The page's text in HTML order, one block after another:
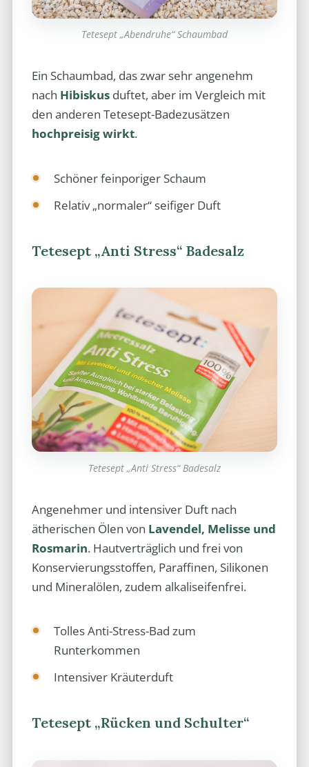
Tetesept „Abendruhe“ Schaumbad
Ein Schaumbad, das zwar sehr angenehm
nach Hibiskusduftet, aber im Vergleich mit
den anderen Tetesept-Badezusätzen
hochpreisig wirkt.
Schöner feinporiger Schaum
Relativ „normaler“ seifiger Duft
Tetesept „Anti Stress“ Badesalz
Tetesept „Anti Stress“ Badesalz
Angenehmer und intensiver Duft nach
ätherischen Ölen von Lavendel, Melisse und
Rosmarin. Hautverträglich und frei von
Konservierungsstoffen, Paraffinen, Silikonen
und Mineralölen, zudem alkaliseifenfrei.
Tolles Anti-Stress-Bad zum
Runterkommen
Intensiver Kräuterduft
Tetesept „Rücken und Schulter“